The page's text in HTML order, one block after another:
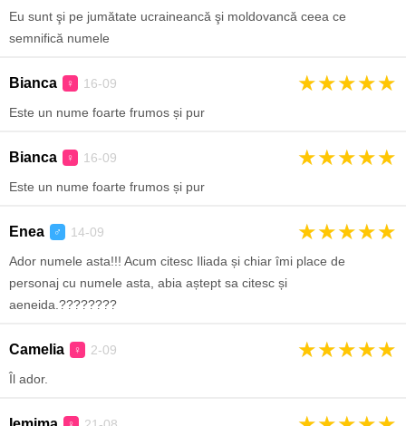
Eu sunt şi pe jumătate ucraineancă şi moldovancă ceea ce
semnifică numele
Bianca ♀ 16-09 ★★★★★
Este un nume foarte frumos și pur
Bianca ♀ 16-09 ★★★★★
Este un nume foarte frumos și pur
Enea ♂ 14-09 ★★★★★
Ador numele asta!!! Acum citesc Iliada și chiar îmi place de
personaj cu numele asta, abia aștept sa citesc și
aeneida.????????
Camelia ♀ 2-09 ★★★★★
Îl ador.